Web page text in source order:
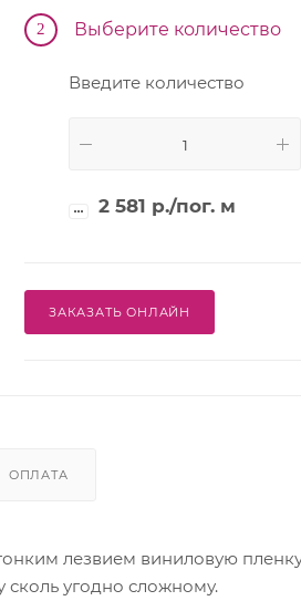
2 Выберите количество
Введите количество
2 581 р./пог. м
ЗАКАЗАТЬ ОНЛАЙН
ОПЛАТА
лезвием виниловую
сколь угодно сложному.